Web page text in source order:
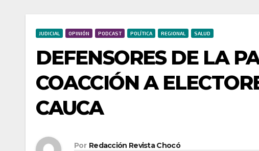
JUDICIAL OPINIÓN PODCAST POLÍTICA REGIONAL SALUD
DEFENSORES DE LA
COACCIÓN A
CAUCA
Por Redacción Revista Chocó